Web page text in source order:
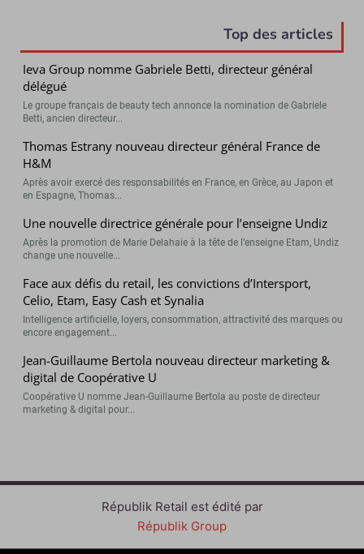
Top des articles
Ieva Group nomme Gabriele Betti, directeur général
délégué
Le groupe français de beauty tech annonce la nomination de Gabriele
Betti, ancien directeur...
Thomas Estrany nouveau directeur général France de
H&M
Après avoir exercé des responsabilités en France, en Grèce, au Japon et
en Espagne, Thomas...
Une nouvelle directrice générale pour l’enseigne Undiz
Après la promotion de Marie Delahaie à la tête de l’enseigne Etam, Undiz
change une nouvelle...
Face aux défis du retail, les convictions d’Intersport,
Celio, Etam, Easy Cash et Synalia
Intelligence artificielle, loyers, consommation, attractivité des marques ou
encore engagement...
Jean-Guillaume Bertola nouveau directeur marketing &
digital de Coopérative U
Coopérative U nomme Jean-Guillaume Bertola au poste de directeur
marketing & digital pour...
Républik Retail est édité par
Républik Group